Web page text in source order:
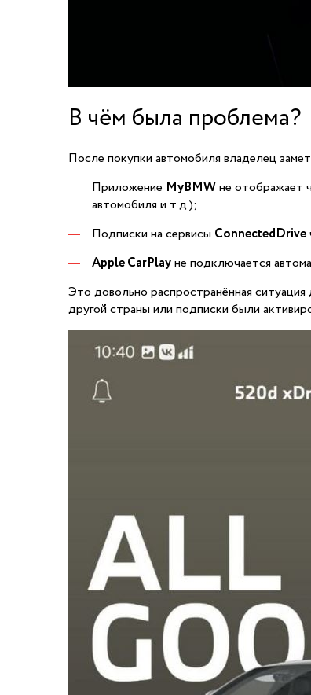
В чём была проблема?
После покупки автомобиля владелец
Приложение MyBMWне отображает
автомобиля и т.д.);
Подписки на сервисы ConnectedDrive
Apple CarPlayне подключается
Это довольно распространённая
другой страны или подписки были